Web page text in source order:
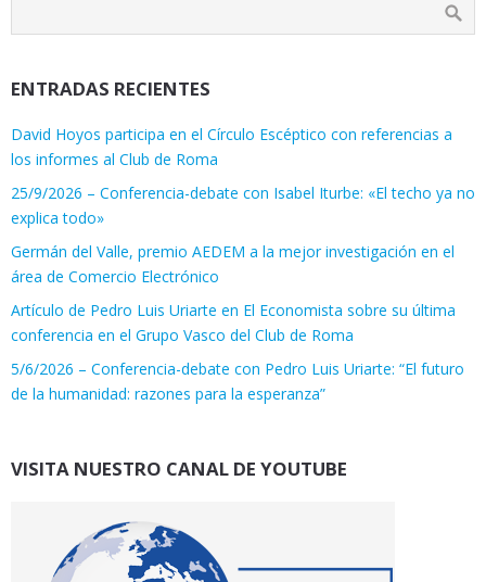
ENTRADAS RECIENTES
David Hoyos participa en el Círculo Escéptico con referencias a
los informes al Club de Roma
25/9/2026 – Conferencia-debate con Isabel Iturbe: «El techo ya no
explica todo»
Germán del Valle, premio AEDEM a la mejor investigación en el
área de Comercio Electrónico
Artículo de Pedro Luis Uriarte en El Economista sobre su última
conferencia en el Grupo Vasco del Club de Roma
5/6/2026 – Conferencia-debate con Pedro Luis Uriarte: “El futuro
de la humanidad: razones para la esperanza”
VISITA NUESTRO CANAL DE YOUTUBE